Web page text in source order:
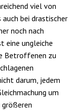
viel von
bei drastischer
noch nach
eine ungleiche
Betroffenen zu
darum, jedem
um
größeren